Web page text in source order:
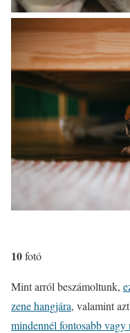
10fotó
Mint arról beszámoltunk,
zene hangjára, valamint
mindennél fontosabb vagy